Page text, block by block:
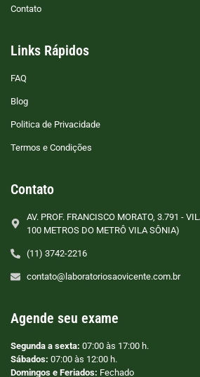
Contato
Links Rápidos
FAQ
Blog
Politica de Privacidade
Termos e Condições
Contato
AV. PROF. FRANCISCO MORATO, 3.791 -
100 METROS DO METRÔ VILA SÔNIA)
(11) 3742-2216
contato@laboratoriosaovicente.com.br
Agende seu exame
Segunda a sexta: 07:00 às 17:00 h.
Sábados: 07:00 às 12:00 h.
Domingos e Feriados: Fechado